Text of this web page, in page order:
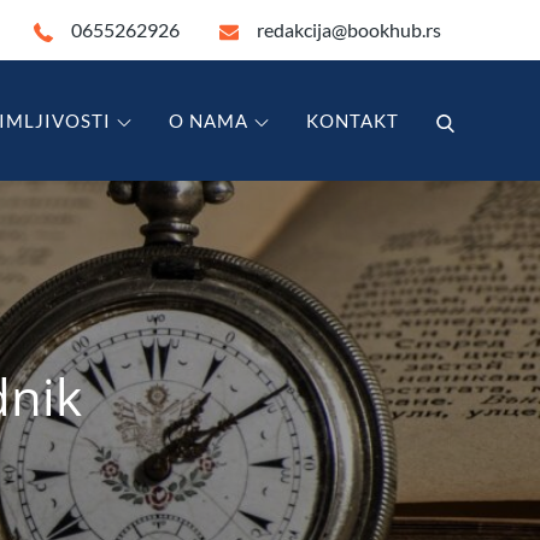
0655262926 redakcija@bookhub.rs
O NAMA KONTAKT